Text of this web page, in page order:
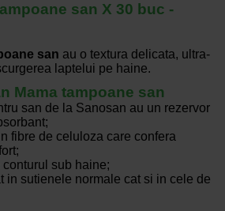
san X 30 buc -
san au o textura delicata, ultra-
laptelui pe haine.
Mama tampoane san
san de la Sanosan au un rezervor
fibre de celuloza care confera
sub haine;
in sutienele normale cat si in cele de